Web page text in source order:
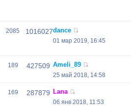
2085 1016027dance
01 мар 2019, 16:45
189 427509 Ameli_89
25 май 2018, 14:58
169 287879 Lana
06 янв 2018, 11:53